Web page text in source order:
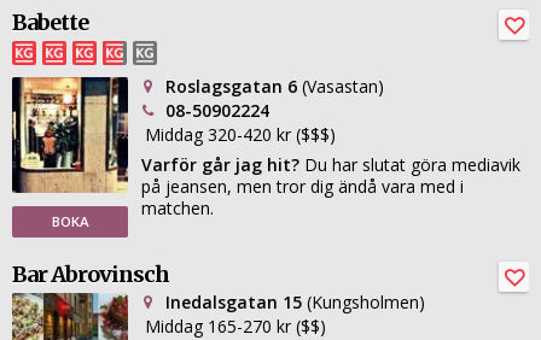
Babette
BOKA
Roslagsgatan 6 (Vasastan)
08-50902224
Middag 320-420 kr ($$$)
Varför går jag hit? Du har slutat göra mediavik
på jeansen, men tror dig ändå vara med i
matchen.
Bar Abrovinsch
Inedalsgatan 15 (Kungsholmen)
Middag 165-270 kr ($$)